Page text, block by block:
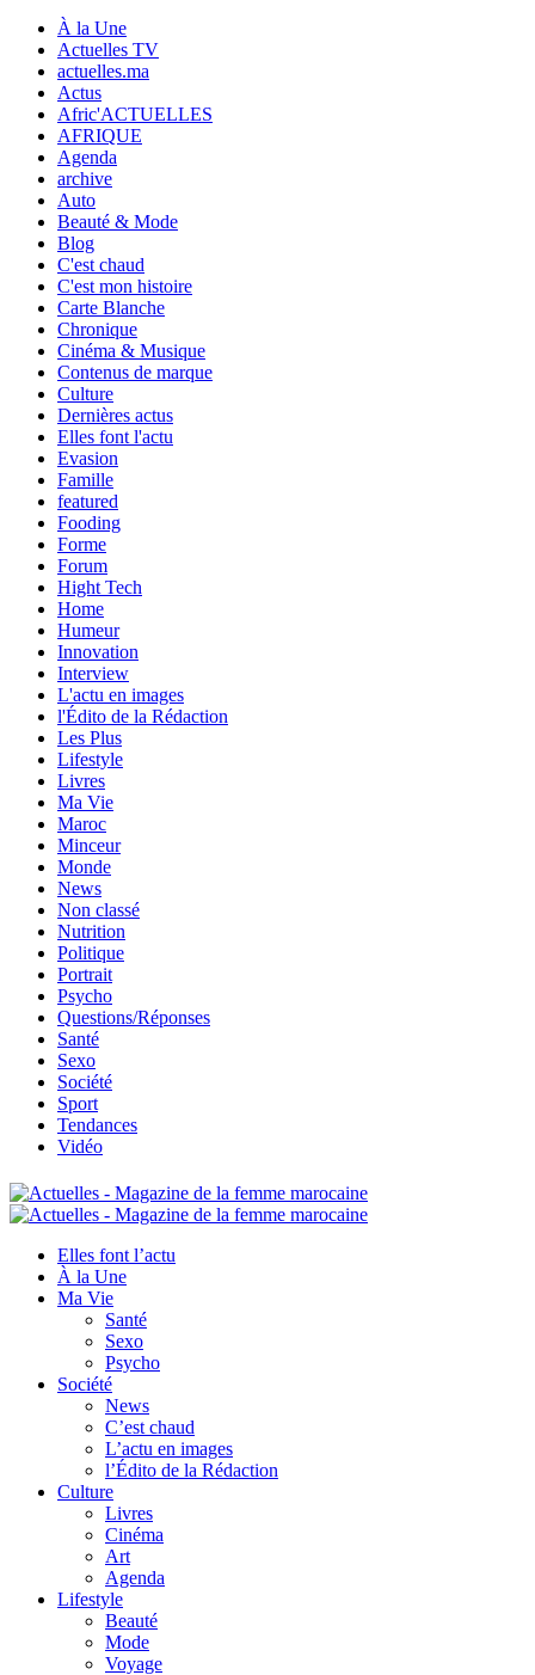
À la Une
Actuelles TV
actuelles.ma
Actus
Afric'ACTUELLES
AFRIQUE
Agenda
archive
Auto
Beauté & Mode
Blog
C'est chaud
C'est mon histoire
Carte Blanche
Chronique
Cinéma & Musique
Contenus de marque
Culture
Dernières actus
Elles font l'actu
Evasion
Famille
featured
Fooding
Forme
Forum
Hight Tech
Home
Humeur
Innovation
Interview
L'actu en images
l'Édito de la Rédaction
Les Plus
Lifestyle
Livres
Ma Vie
Maroc
Minceur
Monde
News
Non classé
Nutrition
Politique
Portrait
Psycho
Questions/Réponses
Santé
Sexo
Société
Sport
Tendances
Vidéo
Elles font l’actu
À la Une
Ma Vie
Santé
Sexo
Psycho
Société
News
C’est chaud
L’actu en images
l’Édito de la Rédaction
Culture
Livres
Cinéma
Art
Agenda
Lifestyle
Beauté
Mode
Voyage